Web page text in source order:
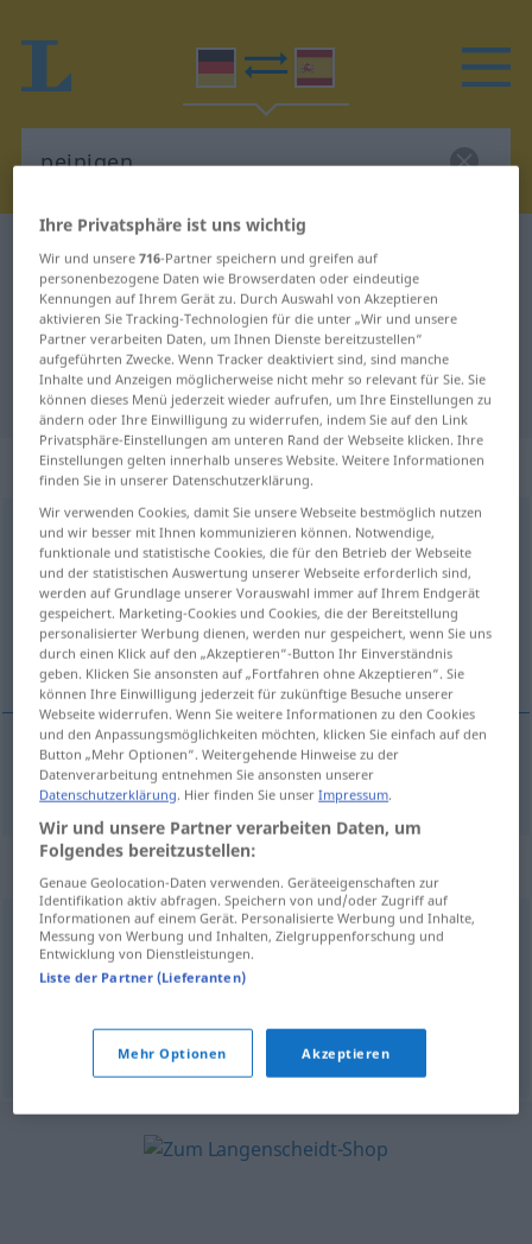
Deutsch-Spanisch Wörterbuch peinigen
Deutsch-Spanisch Übersetzung für
"peinigen"
"peinigen" Spanisch Übersetzung
„peinigen“: transitives Verb
peinigen [ˈpaɪnɪgən]v/t GEH
Übersicht aller Übersetzungen
(Für mehr Details die Übersetzung anklicken/antippen)
hacer sufrir, atormentar
hacer sufrir,atormentar peinigen
Synonyme für "peinigen"
drangsalieren,quälen
© OpenThesaurus.de
Ihre Privatsphäre ist uns wichtig
Wir und unsere716-Partner speichern und greifen auf
personenbezogene Daten wie Browserdaten oder eindeutige
Kennungen auf Ihrem Gerät zu. Durch Auswahl von Akzeptieren
aktivieren Sie Tracking-Technologien für die unter „Wir und unsere
Partner verarbeiten Daten, um Ihnen Dienste bereitzustellen“
aufgeführten Zwecke. Wenn Tracker deaktiviert sind, sind manche
Inhalte und Anzeigen möglicherweise nicht mehr so relevant für Sie. Sie
können dieses Menü jederzeit wieder aufrufen, um Ihre Einstellungen zu
ändern oder Ihre Einwilligung zu widerrufen, indem Sie auf den Link
Privatsphäre-Einstellungen am unteren Rand der Webseite klicken. Ihre
Einstellungen gelten innerhalb unseres Website. Weitere Informationen
finden Sie in unserer Datenschutzerklärung.
Wir verwenden Cookies, damit Sie unsere Webseite bestmöglich nutzen
und wir besser mit Ihnen kommunizieren können. Notwendige,
funktionale und statistische Cookies, die für den Betrieb der Webseite
und der statistischen Auswertung unserer Webseite erforderlich sind,
werden auf Grundlage unserer Vorauswahl immer auf Ihrem Endgerät
gespeichert. Marketing-Cookies und Cookies, die der Bereitstellung
personalisierter Werbung dienen, werden nur gespeichert, wenn Sie uns
durch einen Klick auf den „Akzeptieren“-Button Ihr Einverständnis
geben. Klicken Sie ansonsten auf „Fortfahren ohne Akzeptieren“. Sie
können Ihre Einwilligung jederzeit für zukünftige Besuche unserer
Webseite widerrufen. Wenn Sie weitere Informationen zu den Cookies
und den Anpassungsmöglichkeiten möchten, klicken Sie einfach auf den
Button „Mehr Optionen“. Weitergehende Hinweise zu der
Datenverarbeitung entnehmen Sie ansonsten unserer
Datenschutzerklärung. Hier finden Sie unserImpressum.
Wir und unsere Partner verarbeiten Daten, um
Folgendes bereitzustellen:
Genaue Geolocation-Daten verwenden. Geräteeigenschaften zur
Identifikation aktiv abfragen. Speichern von und/oder Zugriff auf
Informationen auf einem Gerät. Personalisierte Werbung und Inhalte,
Messung von Werbung und Inhalten, Zielgruppenforschung und
Entwicklung von Dienstleistungen.
Liste der Partner (Lieferanten)
Mehr Optionen Akzeptieren